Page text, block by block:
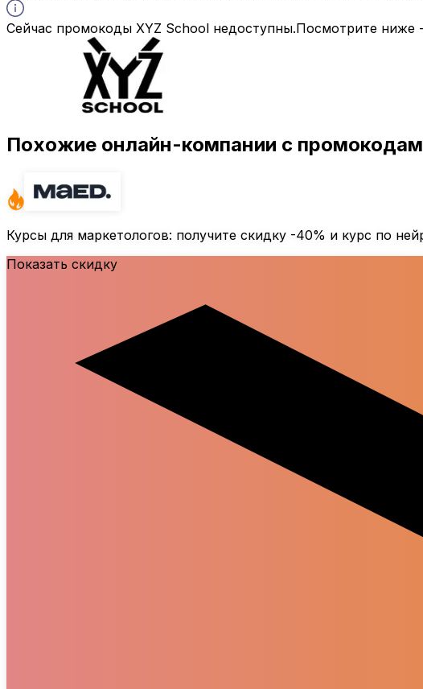
Сейчас промокоды XYZ School недоступны.Посмотрите ниже
Похожие онлайн-компании с
Курсы для маркетологов: получите скидку -40% и курс по
Показать скидку